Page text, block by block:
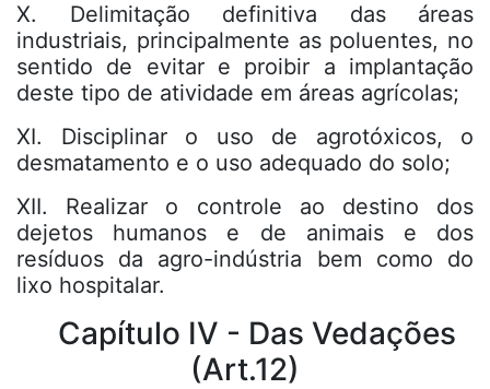
X. Delimitação definitiva das áreas
industriais, principalmente as poluentes, no
sentido de evitar e proibir a implantação
deste tipo de atividade em áreas agrícolas;
XI. Disciplinar o uso de agrotóxicos, o
desmatamento e o uso adequado do solo;
XII. Realizar o controle ao destino dos
dejetos humanos e de animais e dos
resíduos da agro-indústria bem como do
lixo hospitalar.
Capítulo IV - Das Vedações
(Art.12)